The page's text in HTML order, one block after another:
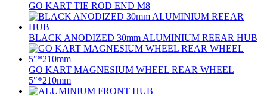
GO KART TIE ROD END M8
BLACK ANODIZED 30mm ALUMINIUM REEAR HUB
GO KART MAGNESIUM WHEEL REAR WHEEL
5″*210mm